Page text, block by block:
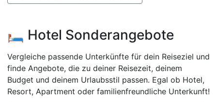
🛏️ Hotel Sonderangebote
Vergleiche passende Unterkünfte für dein Reiseziel und
finde Angebote, die zu deiner Reisezeit, deinem
Budget und deinem Urlaubsstil passen. Egal ob Hotel,
Resort, Apartment oder familienfreundliche Unterkunft!